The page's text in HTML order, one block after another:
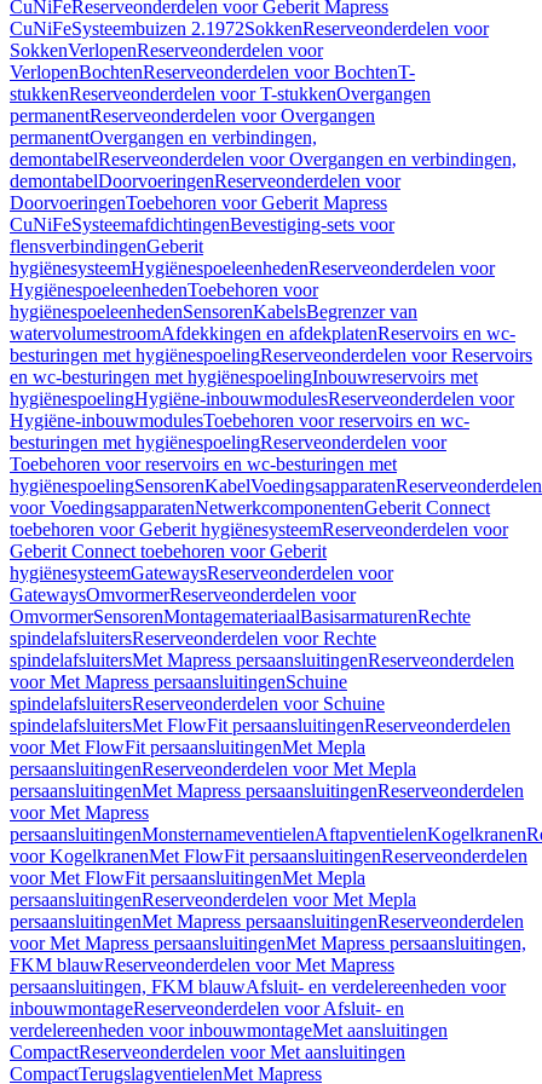
CuNiFeReserveonderdelen voor Geberit Mapress
CuNiFeSysteembuizen 2.1972SokkenReserveonderdelen voor
SokkenVerlopenReserveonderdelen voor
VerlopenBochtenReserveonderdelen voor BochtenT-
stukkenReserveonderdelen voor T-stukkenOvergangen
permanentReserveonderdelen voor Overgangen
permanentOvergangen en verbindingen,
demontabelReserveonderdelen voor Overgangen en verbindingen,
demontabelDoorvoeringenReserveonderdelen voor
DoorvoeringenToebehoren voor Geberit Mapress
CuNiFeSysteemafdichtingenBevestiging-sets voor
flensverbindingenGeberit
hygiënesysteemHygiënespoeleenhedenReserveonderdelen voor
HygiënespoeleenhedenToebehoren voor
hygiënespoeleenhedenSensorenKabelsBegrenzer van
watervolumestroomAfdekkingen en afdekplatenReservoirs en wc-
besturingen met hygiënespoelingReserveonderdelen voor Reservoirs
en wc-besturingen met hygiënespoelingInbouwreservoirs met
hygiënespoelingHygiëne-inbouwmodulesReserveonderdelen voor
Hygiëne-inbouwmodulesToebehoren voor reservoirs en wc-
besturingen met hygiënespoelingReserveonderdelen voor
Toebehoren voor reservoirs en wc-besturingen met
hygiënespoelingSensorenKabelVoedingsapparatenReserveonderdelen
voor VoedingsapparatenNetwerkcomponentenGeberit Connect
toebehoren voor Geberit hygiënesysteemReserveonderdelen voor
Geberit Connect toebehoren voor Geberit
hygiënesysteemGatewaysReserveonderdelen voor
GatewaysOmvormerReserveonderdelen voor
OmvormerSensorenMontagemateriaalBasisarmaturenRechte
spindelafsluitersReserveonderdelen voor Rechte
spindelafsluitersMet Mapress persaansluitingenReserveonderdelen
voor Met Mapress persaansluitingenSchuine
spindelafsluitersReserveonderdelen voor Schuine
spindelafsluitersMet FlowFit persaansluitingenReserveonderdelen
voor Met FlowFit persaansluitingenMet Mepla
persaansluitingenReserveonderdelen voor Met Mepla
persaansluitingenMet Mapress persaansluitingenReserveonderdelen
voor Met Mapress
persaansluitingenMonsternameventielenAftapventielenKogelkranen
voor KogelkranenMet FlowFit persaansluitingenReserveonderdelen
voor Met FlowFit persaansluitingenMet Mepla
persaansluitingenReserveonderdelen voor Met Mepla
persaansluitingenMet Mapress persaansluitingenReserveonderdelen
voor Met Mapress persaansluitingenMet Mapress persaansluitingen,
FKM blauwReserveonderdelen voor Met Mapress
persaansluitingen, FKM blauwAfsluit- en verdelereenheden voor
inbouwmontageReserveonderdelen voor Afsluit- en
verdelereenheden voor inbouwmontageMet aansluitingen
CompactReserveonderdelen voor Met aansluitingen
CompactTerugslagventielenMet Mapress